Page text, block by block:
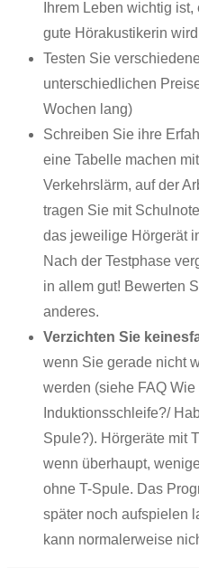
Ihrem Leben wichtig
gute Hörakustikerin
Testen Sie
unterschiedlichen
Wochen lang)
Schreiben Sie ihre
eine Tabelle machen
Verkehrslärm, auf der
tragen Sie mit
das jeweilige Hörgerät
Nach der Testphase
in allem gut! Bewerten
anderes.
Verzichten Sie
wenn Sie gerade nicht
werden (siehe FAQ
Induktionsschleife?/
Spule?). Hörgeräte mit
wenn überhaupt,
ohne T-Spule. Das
später noch aufspielen
kann normalerweise